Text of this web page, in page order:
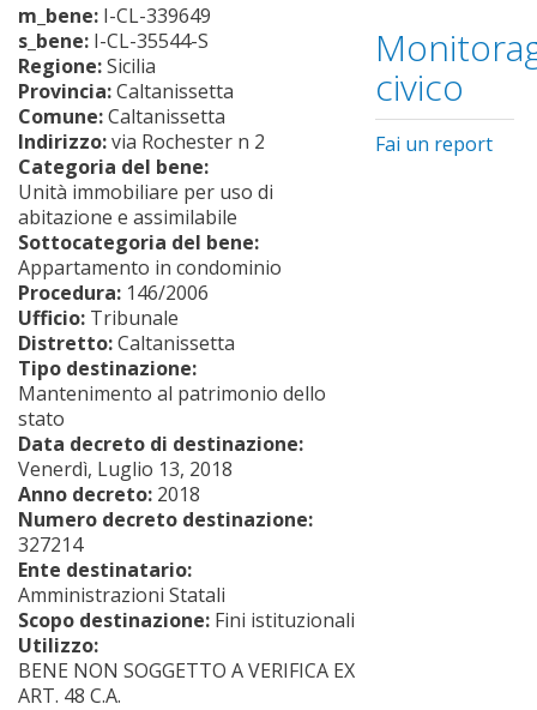
m_bene: I-CL-339649
s_bene: I-CL-35544-S
Regione:Sicilia
Provincia:Caltanissetta
Comune:Caltanissetta
Indirizzo:via Rochester n 2
Categoria del bene:
Unità immobiliare per uso di
abitazione e assimilabile
Sottocategoria del bene:
Appartamento in condominio
Procedura: 146/2006
Ufficio: Tribunale
Distretto:Caltanissetta
Tipo destinazione:
Mantenimento al patrimonio dello
stato
Data decreto di destinazione:
Venerdì, Luglio 13, 2018
Anno decreto: 2018
Numero decreto destinazione:
327214
Ente destinatario:
Amministrazioni Statali
Scopo destinazione: Fini istituzionali
Utilizzo:
BENE NON SOGGETTO A VERIFICA EX
ART. 48 C.A.
civico
Fai un report